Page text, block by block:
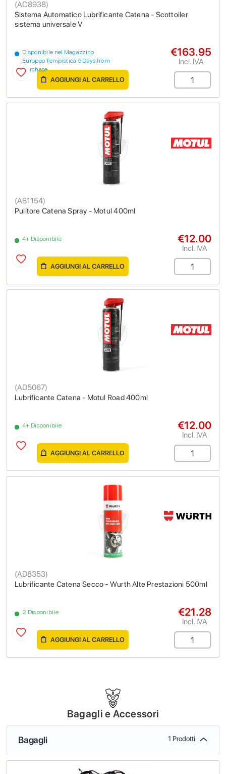
Sistema Automatico Lubrificante Catena - Scottoiler
sistema universale V
(AC8938)
Disponibile nel Magazzino
Europeo Tempistica 5 Days from
purchase
€163.95
Incl. IVA
AGGIUNGI AL CARRELLO
Pulitore Catena Spray - Motul 400ml
(AB1154)
4+ Disponibile €12.00
Incl. IVA
AGGIUNGI AL CARRELLO
Lubrificante Catena - Motul Road 400ml
(AD5067)
4+ Disponibile €12.00
Incl. IVA
AGGIUNGI AL CARRELLO
Lubrificante Catena Secco - Wurth Alte Prestazioni 500ml
(AD8353)
2 Disponibile €21.28
Incl. IVA
AGGIUNGI AL CARRELLO
Bagagli e Accessori
Bagagli 1 Prodotti